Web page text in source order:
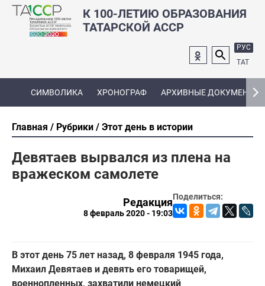
К 100-ЛЕТИЮ ОБРАЗОВАНИЯ
ТАТАРСКОЙ АССР
РУС
ТАТ
СИМВОЛИКА ХРОНОГРАФ АРХИВНЫЕ ДОКУМЕНТЫ
Главная Рубрики Этот день в истории
Девятаев вырвался из плена на
вражеском самолете
Поделиться:
Редакция
8 февраль 2020 - 19:03
В этот день 75 лет назад, 8 февраля 1945 года,
Михаил Девятаев и девять его товарищей,
военнопленных, захватили немецкий